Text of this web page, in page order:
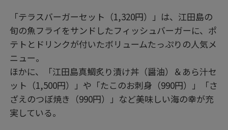
「テラスバーガーセット（1,320円）」は、江田島の
旬の魚フライをサンドしたフィッシュバーガーに、ポ
テトとドリンクが付いたボリュームたっぷりの人気メ
ニュー。
ほかに、「江田島真鯛炙り漬け丼（醤油）＆あら汁セ
ット（1,500円）」や「たこのお刺身（990円）」「さ
ざえのつぼ焼き（990円）」など美味しい海の幸が充
実している。